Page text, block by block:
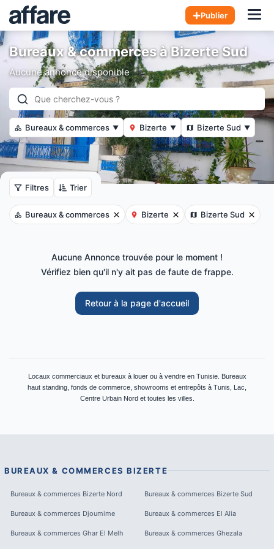
Publier
Bureaux & commerces à Bizerte Sud
Aucune annonce disponible
Bureaux & commerces ▼ Bizerte ▼ Bizerte Sud ▼
Filtres Trier
Bureaux & commerces Bizerte Bizerte Sud
Aucune Annonce trouvée pour le moment !
Vérifiez bien qu'il n'y ait pas de faute de frappe.
Retour à la page d'accueil
Locaux commerciaux et bureaux à louer ou à vendre en Tunisie. Bureaux
haut standing, fonds de commerce, showrooms et entrepôts à Tunis, Lac,
Centre Urbain Nord et toutes les villes.
BUREAUX & COMMERCES BIZERTE
Bureaux & commerces Bizerte Nord Bureaux & commerces Bizerte Sud
Bureaux & commerces Djoumime Bureaux & commerces El Alia
Bureaux & commerces Ghar El Melh Bureaux & commerces Ghezala